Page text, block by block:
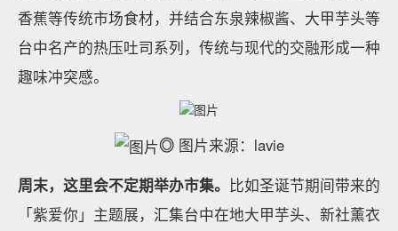
香蕉等传统市场食材，并结合东泉辣椒酱、大甲芋头等
台中名产的热压吐司系列，传统与现代的交融形成一种
趣味冲突感。
◎ 图片来源：lavie
周末，这里会不定期举办市集。 比如圣诞节期间带来的
「紫爱你」主题展，汇集台中在地大甲芋头、新社薰衣